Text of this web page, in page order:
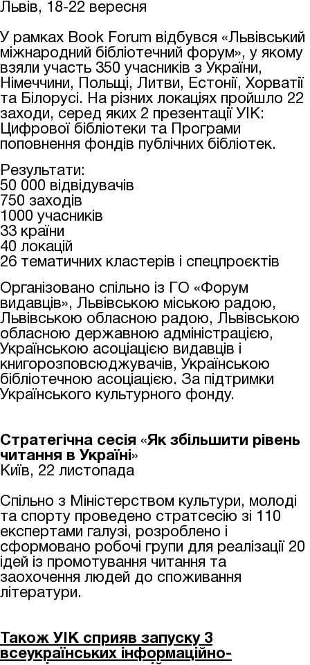
Львів, 18-22 вересня
У рамках Book Forum відбувся «Львівський
міжнародний бібліотечний форум», у якому
взяли участь 350 учасників з України,
Німеччини, Польщі, Литви, Естонії, Хорватії
та Білорусі. На різних локаціях пройшло 22
заходи, серед яких 2 презентації УІК:
Цифрової бібліотеки та Програми
поповнення фондів публічних бібліотек.
Результати:
50 000 відвідувачів
750 заходів
1000 учасників
33 країни
40 локацій
26 тематичних кластерів і спецпроєктів
Організовано спільно із ГО «Форум
видавців», Львівською міською радою,
Львівською обласною радою, Львівською
обласною державною адміністрацією,
Українською асоціацією видавців і
книгорозповсюджувачів, Українською
бібліотечною асоціацією. За підтримки
Українського культурного фонду.
Стратегічна сесія «Як збільшити рівень
читання в Україні»
Київ, 22 листопада
Спільно з Міністерством культури, молоді
та спорту проведено стратсесію зі 110
експертами галузі, розроблено і
сформовано робочі групи для реалізації 20
ідей із промотування читання та
заохочення людей до споживання
літератури.
Також УІК сприяв запуску 3
всеукраїнських інформаційно-